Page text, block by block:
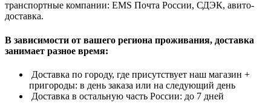
транспортные компании: EMS Почта России, СДЭК, авито-
доставка.
В зависимости от вашего региона проживания, доставка
занимает разное время:
Доставка по городу, где присутствует наш магазин +
пригороды: в день заказа или на следующий день
Доставка в остальную часть России: до 7 дней